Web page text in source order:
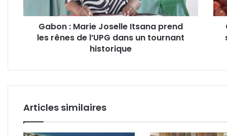
de
l’UPG
historique
Gabon : Marie Joselle Itsana prend
les rênes de l’UPG dans un tournant
historique
de
près
du
Articles similaires